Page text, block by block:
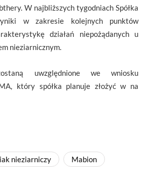
W najbliższych tygodniach Spółka
w zakresie kolejnych punktów
działań niepożądanych u
nieziarnicznym.
uwzględnione we wniosku
który spółka planuje złożyć w na
nieziarniczy
Mabion